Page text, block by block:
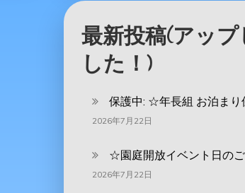
最新投稿(アップ
した！)
保護中: ‪☆年長組 お泊ま
2026年7月22日
☆園庭開放イベント日の
2026年7月22日